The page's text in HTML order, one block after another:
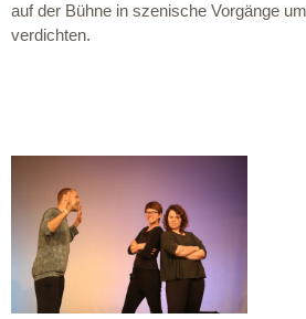
auf der Bühne in szenische Vorgänge
verdichten.